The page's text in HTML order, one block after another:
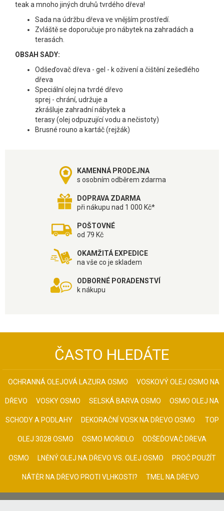
teak a mnoho jiných druhů tvrdého dřeva!
Sada na údržbu dřeva ve vnějším prostředí.
Zvláště se doporučuje pro nábytek na zahradách a
terasách.
OBSAH SADY:
Odšeďovač dřeva - gel - k oživení a čištění zešedlého
dřeva
Speciální olej na tvrdé dřevo
sprej - chrání, udržuje a
zkrášluje zahradní nábytek a
terasy (olej odpuzující vodu a nečistoty)
Brusné rouno a kartáč (rejžák)
KAMENNÁ PRODEJNA
s osobním odběrem zdarma
DOPRAVA ZDARMA
při nákupu nad 1 000 Kč*
POŠTOVNÉ
od 79 Kč
OKAMŽITÁ EXPEDICE
na vše co je skladem
ODBORNÉ PORADENSTVÍ
k nákupu
ČASTO HLEDÁTE
OCHRANNÁ OLEJOVÁ LAZURA OSMO VOSKOVÝ OLEJ OSMO NA
DŘEVO VOSKY OSMO SELSKÁ BARVA OSMO OSMO OLEJ NA
SCHODY A PODLAHY DEKORAČNÍ VOSK NA DŘEVO OSMO TOP
OLEJ 3028 OSMO OSMO MOŘIDLO ODŠEĎOVAČ DŘEVA
OSMO LNĚNÝ OLEJ NA DŘEVO VS. OLEJ OSMO PROČ POUŽÍT
NÁTĚR NA DŘEVO PROTI VLHKOSTI? TMEL NA DŘEVO